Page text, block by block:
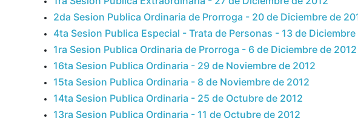
2da Sesion Publica Ordinaria de Prorroga - 20 de Diciembre de
4ta Sesion Publica Especial - Trata de Personas - 13 de Diciembre
1ra Sesion Publica Ordinaria de Prorroga - 6 de Diciembre de 2012
16ta Sesion Publica Ordinaria - 29 de Noviembre de 2012
15ta Sesion Publica Ordinaria - 8 de Noviembre de 2012
14ta Sesion Publica Ordinaria - 25 de Octubre de 2012
13ra Sesion Publica Ordinaria - 11 de Octubre de 2012